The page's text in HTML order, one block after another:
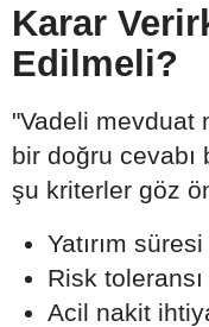
Karar
Edilmeli?
"Vadeli mevduat
bir doğru cevabı
şu kriterler göz
Yatırım süresi
Risk toleransı
Acil nakit